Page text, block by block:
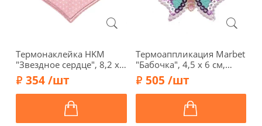
Термонаклейка HKM
"Звездное сердце", 8,2 х
7,0 см, цвет розовый,
42562
354 /шт
Термоаппликация Marbet
"Бабочка", 4,5 х 6 см,
569947.B
505 /шт